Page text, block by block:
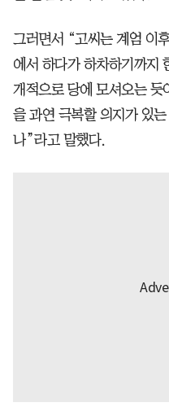
그러면서 “고씨는 계엄 이
에서 하다가 하차하기까지
개적으로 당에 모셔오는 듯
을 과연 극복할 의지가 있
나”라고 말했다.